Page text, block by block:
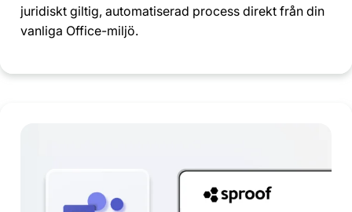
juridiskt giltig, automatiserad process direkt från din
vanliga Office-miljö.